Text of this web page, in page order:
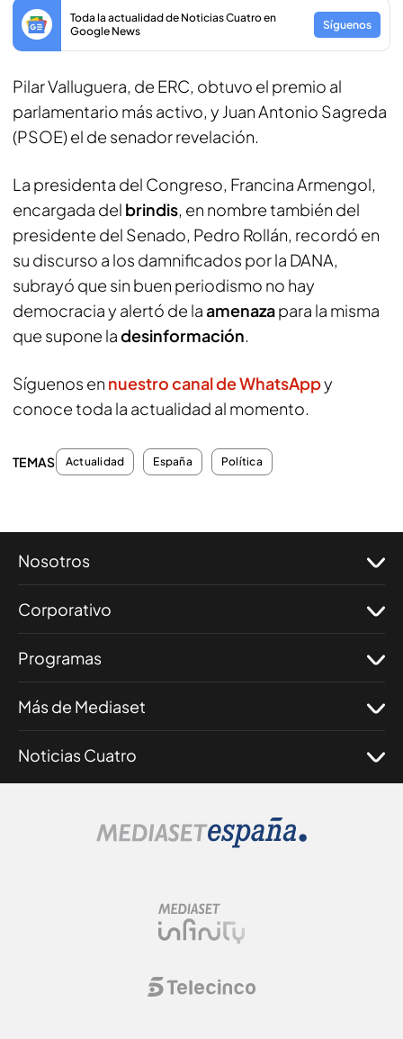
Toda la actualidad de Noticias Cuatro en
Google News
Síguenos
Pilar Valluguera, de ERC, obtuvo el premio al
parlamentario más activo, y Juan Antonio Sagreda
(PSOE) el de senador revelación.
La presidenta del Congreso, Francina Armengol,
encargada del brindis, en nombre también del
presidente del Senado, Pedro Rollán, recordó en
su discurso a los damnificados por la DANA,
subrayó que sin buen periodismo no hay
democracia y alertó de laamenazapara la misma
que supone ladesinformación.
Síguenos en nuestro canal de WhatsAppy
conoce toda la actualidad al momento.
TEMAS Actualidad España Política
Nosotros
Corporativo
Programas
Más de Mediaset
Noticias Cuatro